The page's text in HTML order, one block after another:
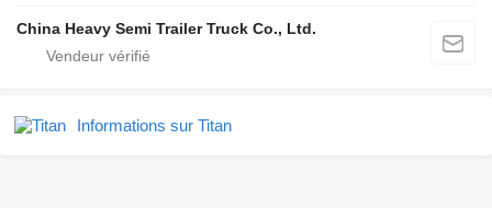
China Heavy Semi Trailer Truck Co., Ltd.
Informations sur Titan